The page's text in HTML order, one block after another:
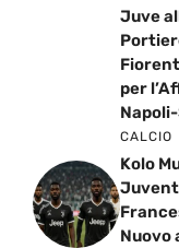
Juve
per
CALCIO
Kolo
Nuovo